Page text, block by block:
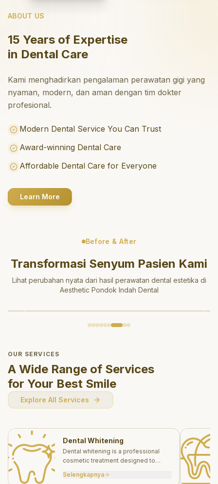
ABOUT US
15 Years of Expertise
in Dental Care
Kami menghadirkan pengalaman perawatan gigi yang
nyaman, modern, dan aman dengan tim dokter
profesional.
Modern Dental Service You Can Trust
Award-winning Dental Care
Affordable Dental Care for Everyone
Learn More
Before & After
Transformasi Senyum Pasien Kami
Lihat perubahan nyata dari hasil perawatan dental estetika di
Aesthetic Pondok Indah Dental
OUR SERVICES
A Wide Range of Services
for Your Best Smile
Explore All Services
Dental Whitening
Dental whitening is a professional
cosmetic treatment designed to
effectively.
Selengkapnya